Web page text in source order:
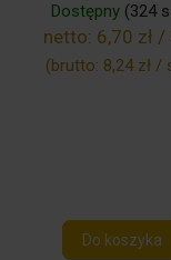
Dostępny(324
netto: 6,70 zł /
(brutto: 8,24 zł /
Do koszyka